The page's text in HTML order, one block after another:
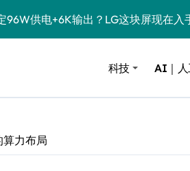
96W供电+6K输出？LG这块屏现在入
尘器，是智商税还是真香？实测告诉
回音壁评测：内置四重低音，把影院
航攻略：让老游戏机告别“电池杀手”
科技 AI｜
力布局